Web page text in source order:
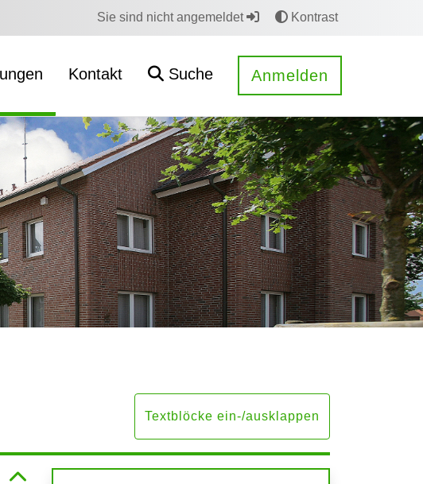
Sie sind nicht angemeldet Kontrast
Kontakt Suche Anmelden
Textblöcke ein-/ausklappen